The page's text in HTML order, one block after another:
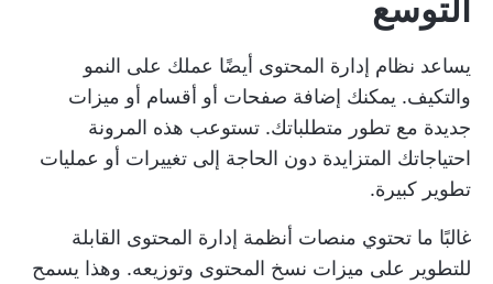
التوسع
يساعد نظام إدارة المحتوى أيضًا عملك على النمو
والتكيف. يمكنك إضافة صفحات أو أقسام أو ميزات
جديدة مع تطور متطلباتك. تستوعب هذه المرونة
احتياجاتك المتزايدة دون الحاجة إلى تغييرات أو عمليات
تطوير كبيرة.
غالبًا ما تحتوي منصات أنظمة إدارة المحتوى القابلة
للتطوير على ميزات نسخ المحتوى وتوزيعه. وهذا يسمح